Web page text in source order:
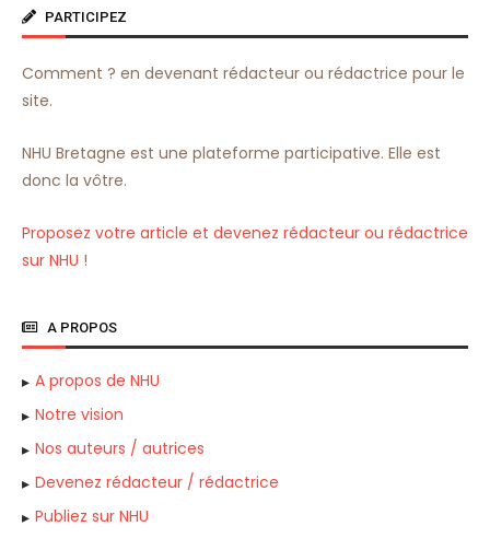
PARTICIPEZ
Comment ? en devenant rédacteur ou rédactrice pour le
site.
NHU Bretagne est une plateforme participative. Elle est
donc la vôtre.
Proposez votre article et devenez rédacteur ou rédactrice
sur NHU !
A PROPOS
A propos de NHU
Notre vision
Nos auteurs / autrices
Devenez rédacteur / rédactrice
Publiez sur NHU